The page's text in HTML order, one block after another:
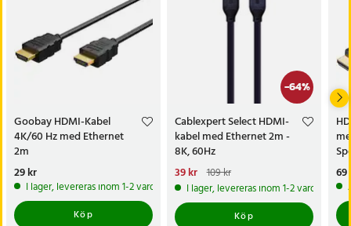
Goobay HDMI-Kabel
4K/60 Hz med Ethernet
2m
Pris:
29 kr
I lager, levereras inom 1-2 vardagar
Köp
-64%
Cablexpert Select HDMI-
kabel med Ethernet 2m -
8K, 60Hz
Nuvarande pris
39 krTidigare pris:109 kr
39 kr 109 kr
I lager, levereras inom 1-2 vardagar
Köp
69